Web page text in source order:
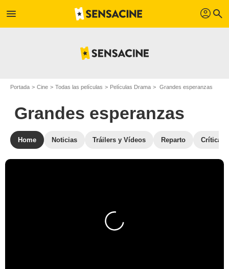
menu profil search
Portada Cine Todas las películas Películas Drama Grandes esperanzas
Grandes esperanzas
Home Noticias Tráilers y Vídeos Reparto Críticas